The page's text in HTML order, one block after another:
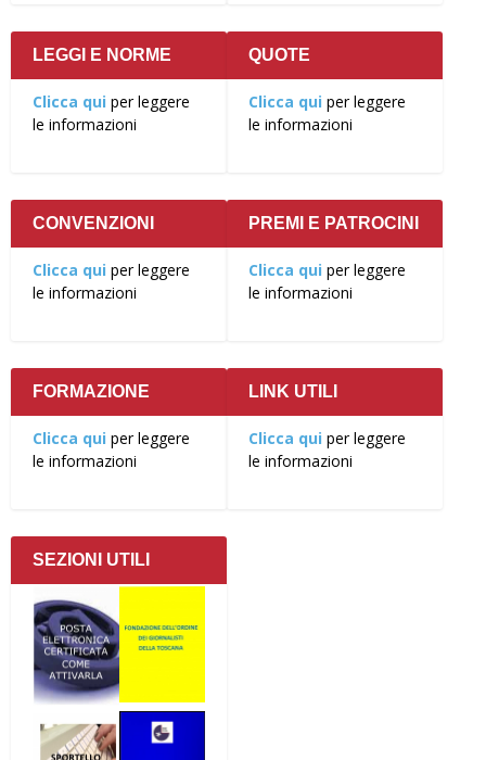
LEGGI E NORME
Clicca qui per leggere
le informazioni
QUOTE
Clicca qui per leggere
le informazioni
CONVENZIONI
Clicca qui per leggere
le informazioni
PREMI E PATROCINI
Clicca qui per leggere
le informazioni
FORMAZIONE
Clicca qui per leggere
le informazioni
LINK UTILI
Clicca qui per leggere
le informazioni
SEZIONI UTILI